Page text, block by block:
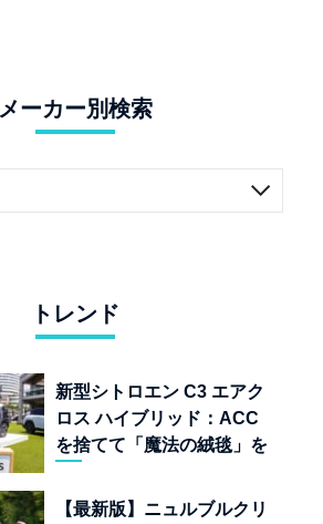
メーカー別検索
トレンド
新型シトロエン C3 エアク
ロス ハイブリッド：ACC
を捨てて「魔法の絨毯」を
児
【最新版】ニュルブルクリ